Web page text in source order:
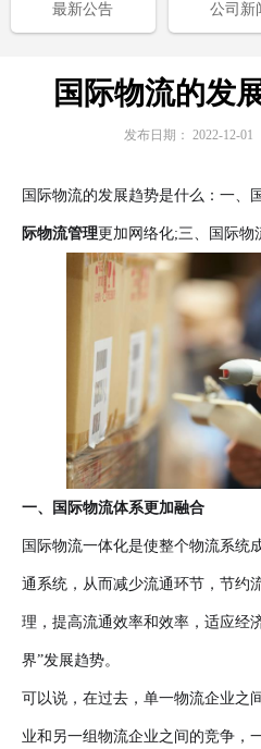
最新公告 公司新
国际物流的发
发布日期： 2022-12-01
国际物流的发展趋势是什么：一、
际物流管理更加网络化;三、国际物
一、国际物流体系更加融合
国际物流一体化是使整个物流系统
通系统，从而减少流通环节，节约
理，提高流通效率和效率，适应经
界”发展趋势。
可以说，在过去，单一物流企业之
业和另一组物流企业之间的竞争，